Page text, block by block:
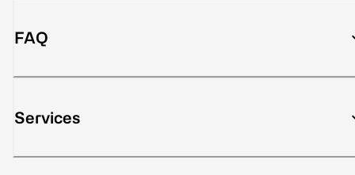
FAQ
Services